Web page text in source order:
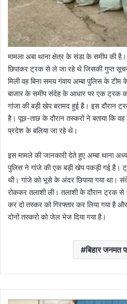
मामला अबा थाना क्षेत्र के संडा के समीप की
छिपाकर ट्रक से ले जा रहे थे जिसकी गुप्त
मिली वह बिना समय गंवाय अम्बा पुलिस के
बाजार के समीप संदेह के आधार पर एक ट्रक
गांजा की बड़ी खेप बरामद हुई है। इस दौरान
है। पूछ-ताछ के दौरान तस्करों ने बताया कि
प्रदेश के बलिया जा रहे थे।
इस मामले की जानकारी देते हुए अम्बा थाना
पुलिस ने गांजे की एक बड़ी खेप पकड़ी गई है।
थी। गांजे को भूसे के अंदर छिपाया गया था।
रोककर तलाशी ली। तलाशी के दौरान ट्रक से
कर दो तस्कर को गिरफ्तार कर लिया गया है
दोनों तस्करो को जेल भेज दिया गया है।
बिहार जनमत